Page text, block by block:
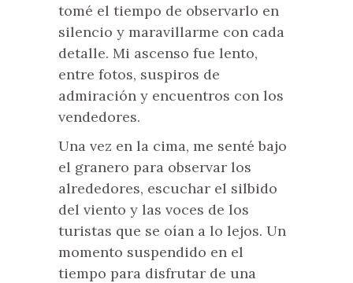
tomé el tiempo de observarlo en
silencio y maravillarme con cada
detalle. Mi ascenso fue lento,
entre fotos, suspiros de
admiración y encuentros con los
vendedores.
Una vez en la cima, me senté bajo
el granero para observar los
alrededores, escuchar el silbido
del viento y las voces de los
turistas que se oían a lo lejos. Un
momento suspendido en el
tiempo para disfrutar de una